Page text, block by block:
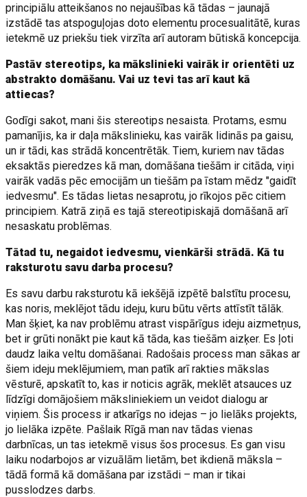
principiālu atteikšanos no nejaušības kā tādas – jaunajā
izstādē tas atspoguļojas doto elementu procesualitātē, kuras
ietekmē uz priekšu tiek virzīta arī autoram būtiskā koncepcija.
Pastāv stereotips, ka mākslinieki vairāk ir orientēti uz
abstrakto domāšanu. Vai uz tevi tas arī kaut kā
attiecas?
Godīgi sakot, mani šis stereotips nesaista. Protams, esmu
pamanījis, ka ir daļa mākslinieku, kas vairāk lidinās pa gaisu,
un ir tādi, kas strādā koncentrētāk. Tiem, kuriem nav tādas
eksaktās pieredzes kā man, domāšana tiešām ir citāda, viņi
vairāk vadās pēc emocijām un tiešām pa īstam mēdz "gaidīt
iedvesmu". Es tādas lietas nesaprotu, jo rīkojos pēc citiem
principiem. Katrā ziņā es tajā stereotipiskajā domāšanā arī
nesaskatu problēmas.
Tātad tu, negaidot iedvesmu, vienkārši strādā. Kā tu
raksturotu savu darba procesu?
Es savu darbu raksturotu kā iekšējā izpētē balstītu procesu,
kas noris, meklējot tādu ideju, kuru būtu vērts attīstīt tālāk.
Man šķiet, ka nav problēmu atrast vispārīgus ideju aizmetņus,
bet ir grūti nonākt pie kaut kā tāda, kas tiešām aizķer. Es ļoti
daudz laika veltu domāšanai. Radošais process man sākas ar
šiem ideju meklējumiem, man patīk arī rakties mākslas
vēsturē, apskatīt to, kas ir noticis agrāk, meklēt atsauces uz
līdzīgi domājošiem māksliniekiem un veidot dialogu ar
viņiem. Šis process ir atkarīgs no idejas – jo lielāks projekts,
jo lielāka izpēte. Pašlaik Rīgā man nav tādas vienas
darbnīcas, un tas ietekmē visus šos procesus. Es gan visu
laiku nodarbojos ar vizuālām lietām, bet ikdienā māksla –
tādā formā kā domāšana par izstādi – man ir tikai
pusslodzes darbs.